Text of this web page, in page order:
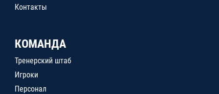
Контакты
КОМАНДА
Тренерский штаб
Игроки
Персонал